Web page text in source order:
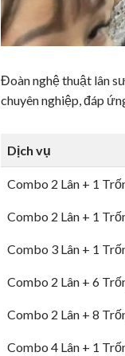
Đoàn nghệ thuật lân
chuyên nghiệp, đáp
Dịch vụ
Combo 2 Lân + 1
Combo 2 Lân + 1
Combo 3 Lân + 1
Combo 2 Lân + 6
Combo 2 Lân + 8
Combo 4 Lân + 1